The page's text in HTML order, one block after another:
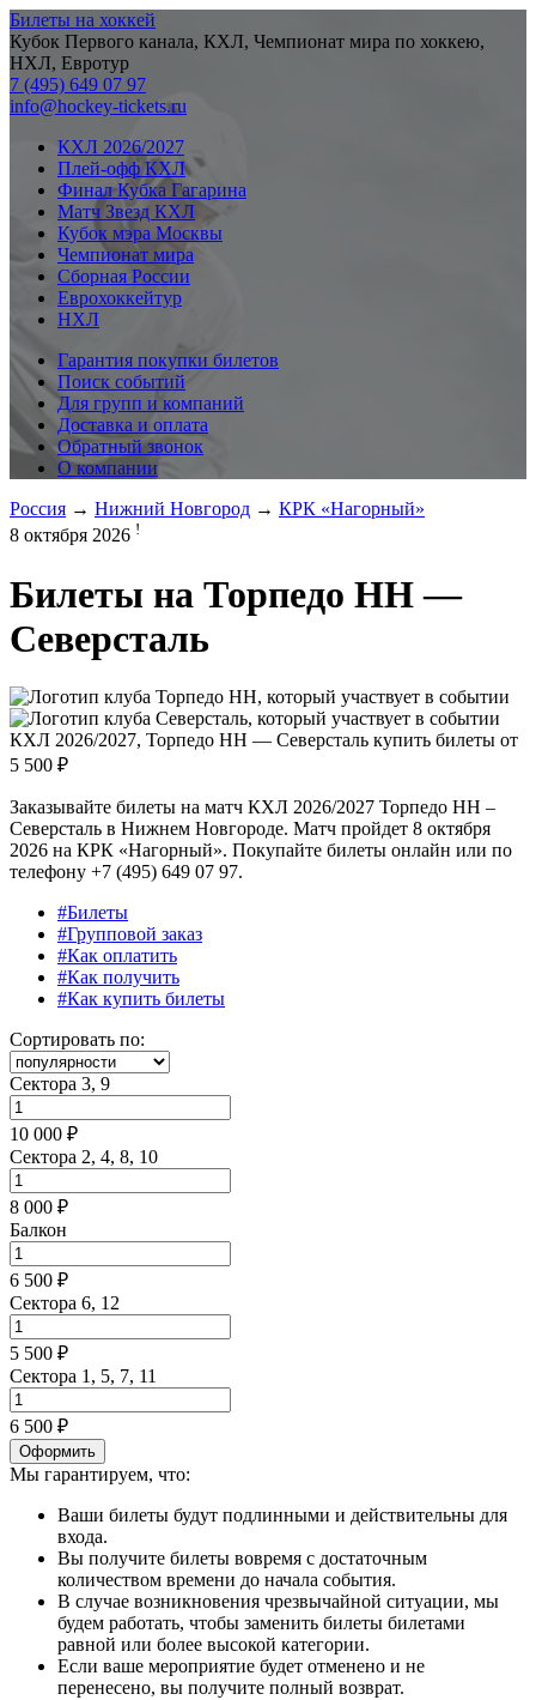
Билеты на хоккей
Кубок Первого канала, КХЛ, Чемпионат мира по хоккею,
НХЛ, Евротур
7 (495) 649 07 97
info@hockey-tickets.ru
КХЛ 2026/2027
Плей-офф КХЛ
Финал Кубка Гагарина
Матч Звезд КХЛ
Кубок мэра Москвы
Чемпионат мира
Сборная России
Еврохоккейтур
НХЛ
Гарантия покупки билетов
Поиск событий
Для групп и компаний
Доставка и оплата
Обратный звонок
О компании
Россия → Нижний Новгород → КРК «Нагорный»
8 октября 2026 !
Билеты на Торпедо НН —
Северсталь
КХЛ 2026/2027, Торпедо НН — Северсталь купить билеты от
5 500 ₽
Заказывайте билеты на матч КХЛ 2026/2027 Торпедо НН –
Северсталь в Нижнем Новгороде. Матч пройдет 8 октября
2026 на КРК «Нагорный». Покупайте билеты онлайн или по
телефону +7 (495) 649 07 97.
#Билеты
#Групповой заказ
#Как оплатить
#Как получить
#Как купить билеты
Сортировать по:
Сектора 3, 9
10 000 ₽
Сектора 2, 4, 8, 10
8 000 ₽
Балкон
6 500 ₽
Сектора 6, 12
5 500 ₽
Сектора 1, 5, 7, 11
6 500 ₽
Оформить
Мы гарантируем, что:
Ваши билеты будут подлинными и действительны для
входа.
Вы получите билеты вовремя с достаточным
количеством времени до начала события.
В случае возникновения чрезвычайной ситуации, мы
будем работать, чтобы заменить билеты билетами
равной или более высокой категории.
Если ваше мероприятие будет отменено и не
перенесено, вы получите полный возврат.